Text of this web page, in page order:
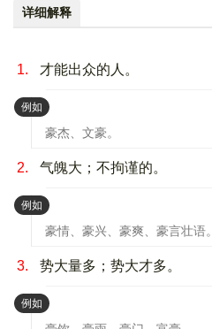
详细解释
1. 才能出众的人。
例如 ：
豪杰、文豪。
2. 气魄大；不拘谨的。
例如 ：
豪情、豪兴、豪爽、豪言壮语。
3. 势大量多；势大才多。
例如 ：